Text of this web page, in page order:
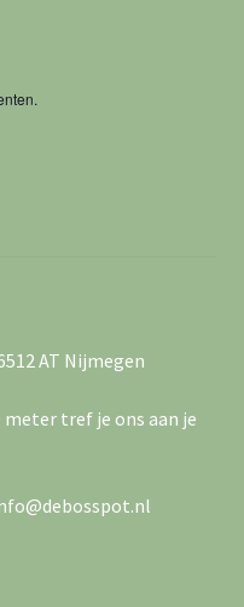
AT Nijmegen
tref je ons aan je